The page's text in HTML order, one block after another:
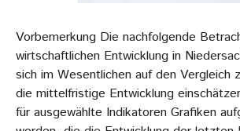
Vorbemerkung Die nachfolgende
wirtschaftlichen Entwicklung in
sich im Wesentlichen auf den Vergleich
die mittelfristige Entwicklung
für ausgewählte Indikatoren Grafiken